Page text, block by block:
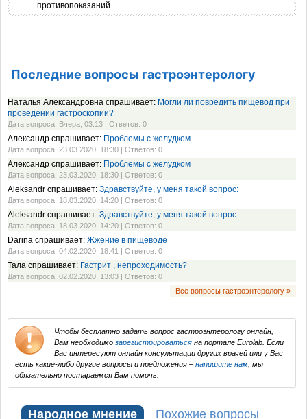
противопоказаний.
Последние вопросы гастроэнтерологу
Наталья Александровна спрашивает: Могли ли повредить пищевод при
проведении гастроскопии?
Дата вопроса: Вчера, 03:13 | Ответов: 0
Александр спрашивает: Проблемы с желудком
Дата вопроса: 23.03.2020, 18:30 | Ответов: 0
Александр спрашивает: Проблемы с желудком
Дата вопроса: 23.03.2020, 18:30 | Ответов: 0
Aleksandr спрашивает: Здравствуйте, у меня такой вопрос:
Дата вопроса: 18.03.2020, 14:20 | Ответов: 0
Aleksandr спрашивает: Здравствуйте, у меня такой вопрос:
Дата вопроса: 18.03.2020, 14:20 | Ответов: 0
Darina спрашивает: Жжение в пищеводе
Дата вопроса: 04.02.2020, 18:41 | Ответов: 0
Тала спрашивает: Гастрит , непроходимость?
Дата вопроса: 02.02.2020, 13:03 | Ответов: 0
Все вопросы гастроэнтерологу »
Чтобы бесплатно задать вопрос гастроэнтерологу онлайн,
Вам необходимо зарегистрироваться на портале Eurolab. Если
Вас интересуют онлайн консультации других врачей или у Вас
есть какие-либо другие вопросы и предложения – напишите нам , мы
обязательно постараемся Вам помочь.
Народное мнение Похожие вопросы